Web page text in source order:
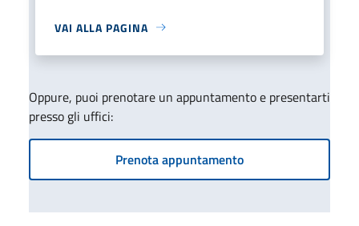
VAI ALLA PAGINA
Oppure, puoi prenotare un appuntamento e presentarti
presso gli uffici:
Prenota appuntamento